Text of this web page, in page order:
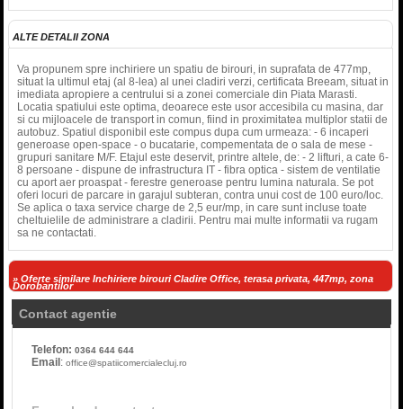
ALTE DETALII ZONA
Va propunem spre inchiriere un spatiu de birouri, in suprafata de 477mp,
situat la ultimul etaj (al 8-lea) al unei cladiri verzi, certificata Breeam, situat in
imediata apropiere a centrului si a zonei comerciale din Piata Marasti.
Locatia spatiului este optima, deoarece este usor accesibila cu masina, dar
si cu mijloacele de transport in comun, fiind in proximitatea multiplor statii de
autobuz. Spatiul disponibil este compus dupa cum urmeaza: - 6 incaperi
generoase open-space - o bucatarie, compementata de o sala de mese -
grupuri sanitare M/F. Etajul este deservit, printre altele, de: - 2 lifturi, a cate 6-
8 persoane - dispune de infrastructura IT - fibra optica - sistem de ventilatie
cu aport aer proaspat - ferestre generoase pentru lumina naturala. Se pot
oferi locuri de parcare in garajul subteran, contra unui cost de 100 euro/loc.
Se aplica o taxa service charge de 2,5 eur/mp, in care sunt incluse toate
cheltuielile de administrare a cladirii. Pentru mai multe informatii va rugam
sa ne contactati.
» Oferte similare Inchiriere birouri Cladire Office, terasa privata, 447mp, zona
Dorobantilor
Contact agentie
Telefon:0364 644 644
Email :office@spatiicomercialecluj.ro